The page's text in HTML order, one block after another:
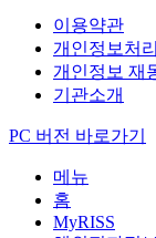
이용약관
개인정보처
개인정보 재
기관소개
PC 버전 바로가기
메뉴
홈
MyRISS